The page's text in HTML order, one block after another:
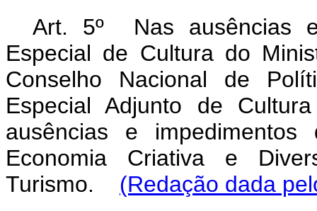
Art. 5º Nas ausências
Especial de Cultura do
Conselho Nacional de
Especial Adjunto de
ausências e
Economia Criativa e
Turismo. (Redação dada